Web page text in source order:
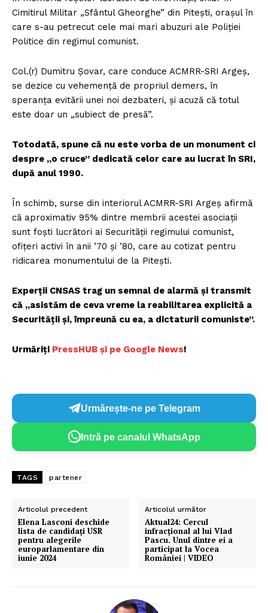
Cimitirul Militar „Sfântul Gheorghe” din Piteşti, oraşul în
care s-au petrecut cele mai mari abuzuri ale Poliţiei
Politice din regimul comunist.
Col.(r) Dumitru Șovar, care conduce ACMRR-SRI Argeş,
se dezice cu vehemenţă de propriul demers, în
speranţa evitării unei noi dezbateri, şi acuză că totul
este doar un „subiect de presă”.
Totodată, spune că nu este vorba de un monument ci
despre „o cruce” dedicată celor care au lucrat în SRI,
după anul 1990.
În schimb, surse din interiorul ACMRR-SRI Argeş afirmă
că aproximativ 95% dintre membrii acestei asociaţii
sunt foşti lucrători ai Securităţii regimului comunist,
ofiţeri activi în anii ’70 şi ’80, care au cotizat pentru
ridicarea monumentului de la Piteşti.
Experţii CNSAS trag un semnal de alarmă şi transmit
că „asistăm de ceva vreme la reabilitarea explicită a
Securității și, împreună cu ea, a dictaturii comuniste”.
Urmăriți PressHUB și pe Google News!
Urmărește-ne pe Telegram
Intră pe canalul WhatsApp
TAGS partener
Articolul precedent
Elena Lasconi deschide
lista de candidați USR
pentru alegerile
europarlamentare din
iunie 2024
Articolul următor
Aktual24: Cercul
infracțional al lui Vlad
Pascu. Unul dintre ei a
participat la Vocea
României | VIDEO